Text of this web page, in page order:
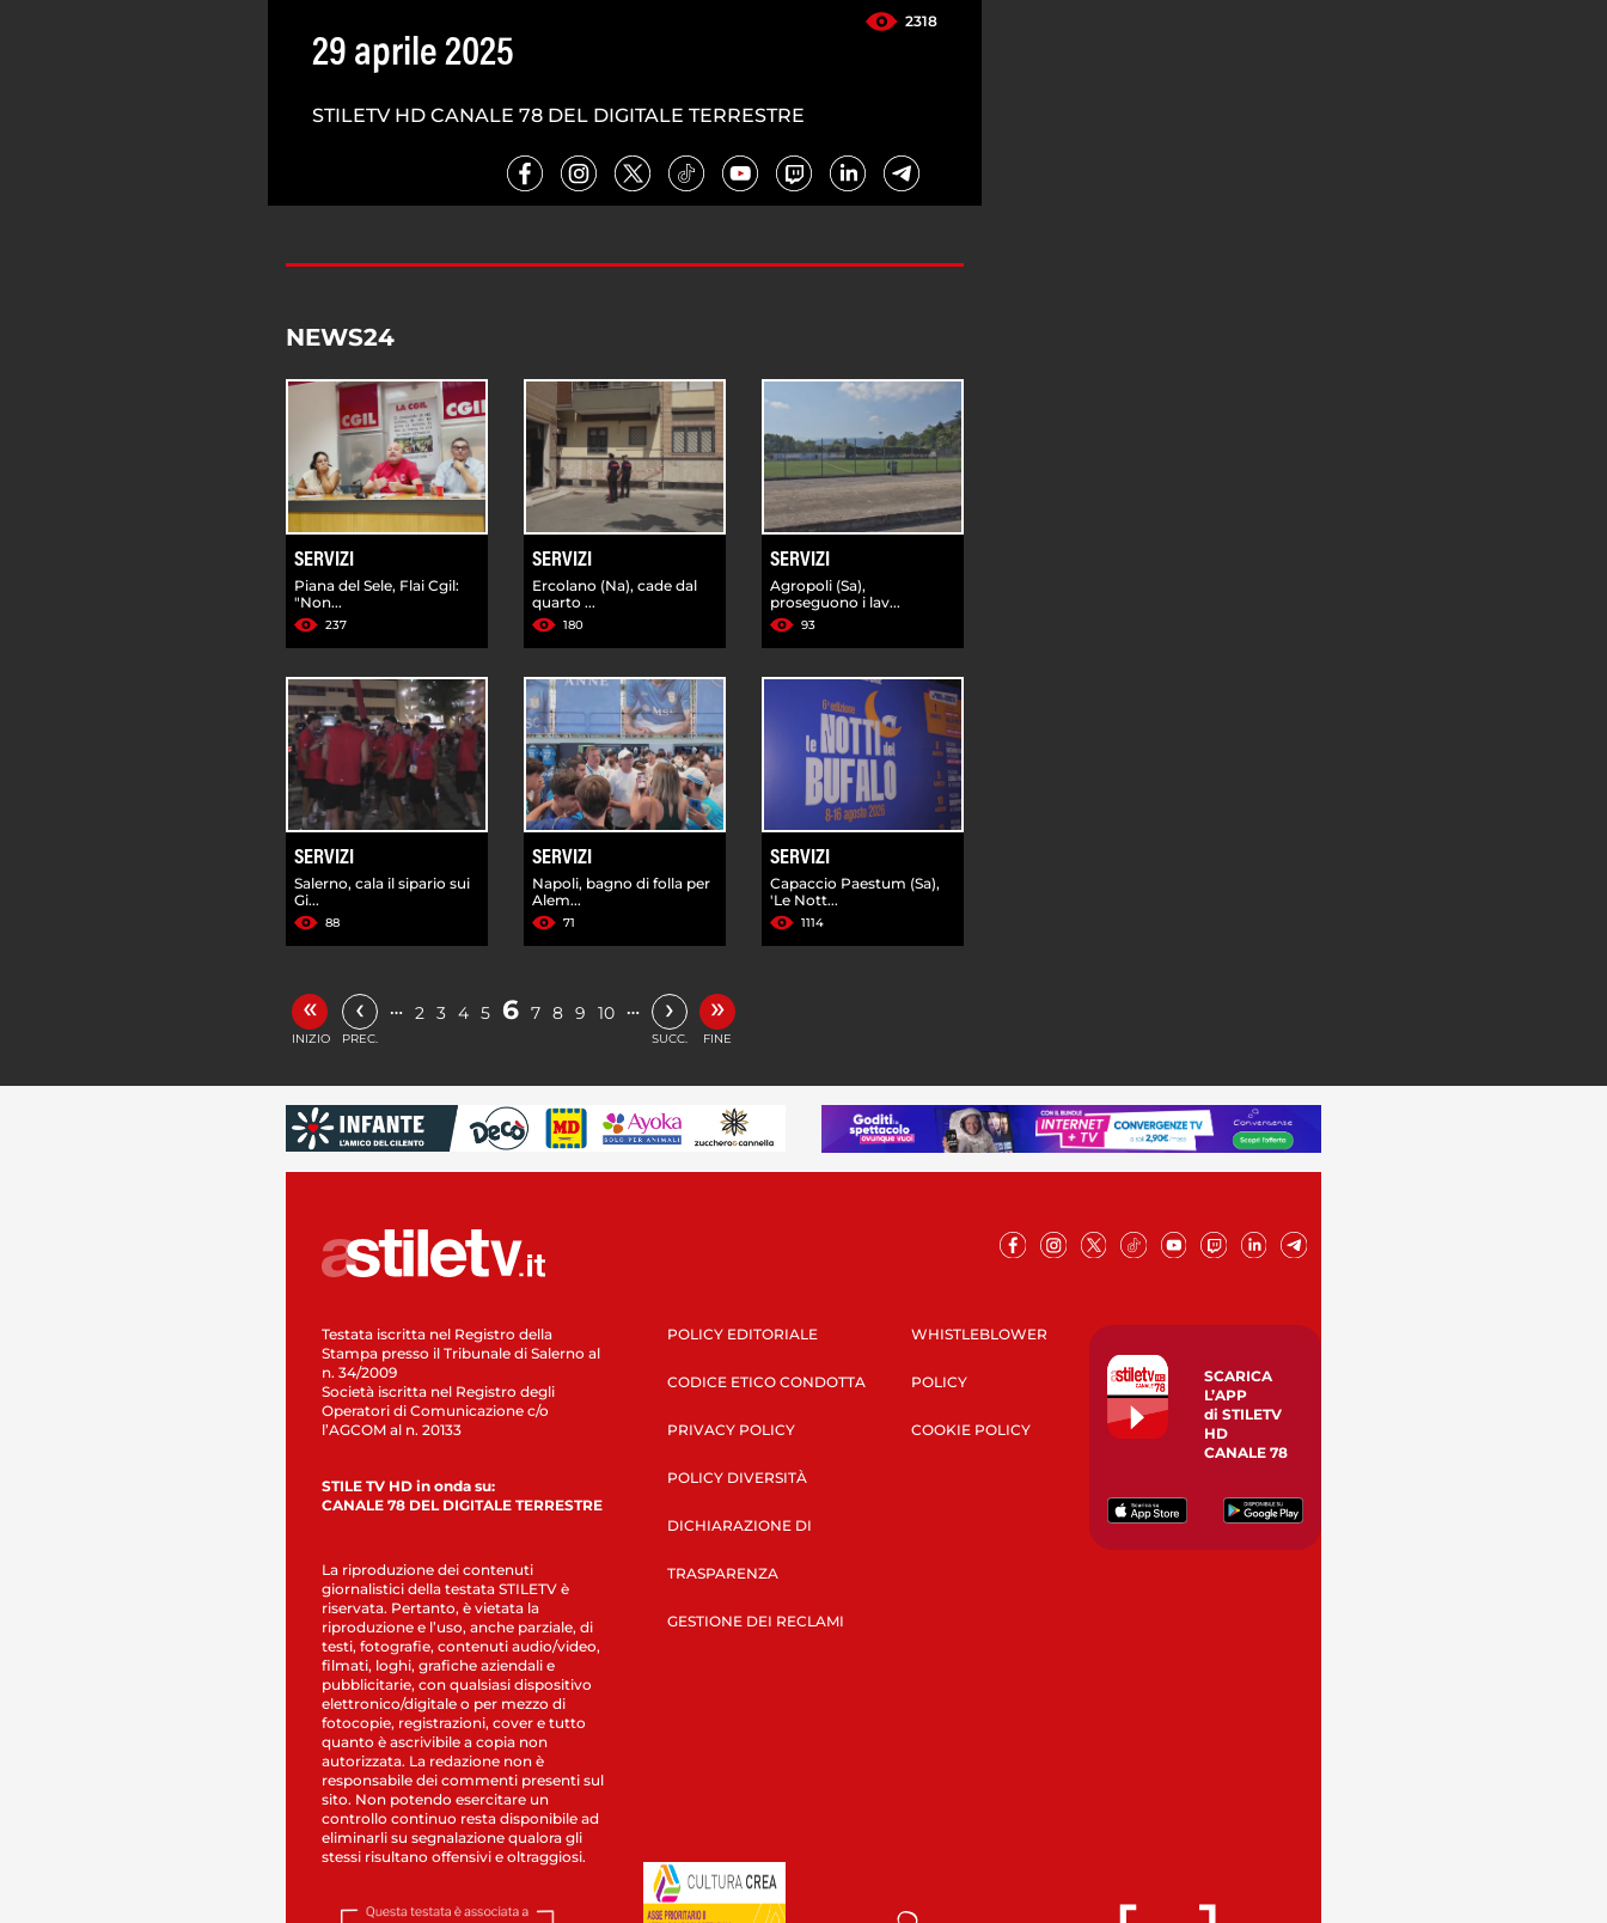
2318
29 aprile 2025
STILETV HD CANALE 78 DEL DIGITALE TERRESTRE
NEWS24
SERVIZI
Piana del Sele, Flai Cgil:
"Non...
237
SERVIZI
Ercolano (Na), cade dal
quarto ...
180
SERVIZI
Agropoli (Sa),
proseguono i lav...
93
SERVIZI
Salerno, cala il sipario sui
Gi...
88
SERVIZI
Napoli, bagno di folla per
Alem...
71
SERVIZI
Capaccio Paestum (Sa),
'Le Nott...
1114
«
INIZIO
‹
PREC.
… 2 3 4 5 6 7 8 9 10 … ›
SUCC.
»
FINE
Testata iscritta nel Registro della
Stampa presso il Tribunale di Salerno al
n. 34/2009
Società iscritta nel Registro degli
Operatori di Comunicazione c/o
l’AGCOM al n. 20133
STILE TV HD in onda su:
CANALE 78 DEL DIGITALE TERRESTRE
La riproduzione dei contenuti
giornalistici della testata STILETV è
riservata. Pertanto, è vietata la
riproduzione e l’uso, anche parziale, di
testi, fotografie, contenuti audio/video,
filmati, loghi, grafiche aziendali e
pubblicitarie, con qualsiasi dispositivo
elettronico/digitale o per mezzo di
fotocopie, registrazioni, cover e tutto
quanto è ascrivibile a copia non
autorizzata. La redazione non è
responsabile dei commenti presenti sul
sito. Non potendo esercitare un
controllo continuo resta disponibile ad
eliminarli su segnalazione qualora gli
stessi risultano offensivi e oltraggiosi.
POLICY EDITORIALE
CODICE ETICO CONDOTTA
PRIVACY POLICY
POLICY DIVERSITÀ
DICHIARAZIONE DI
TRASPARENZA
GESTIONE DEI RECLAMI
WHISTLEBLOWER
POLICY
COOKIE POLICY
SCARICA
L’APP
di STILETV
HD
CANALE 78